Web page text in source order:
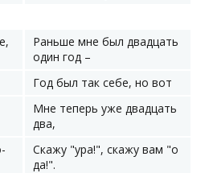
Раньше мне был двадцать
один год –
Год был так себе, но вот
Мне теперь уже двадцать
два,
Скажу "ура!", скажу вам "о
да!".